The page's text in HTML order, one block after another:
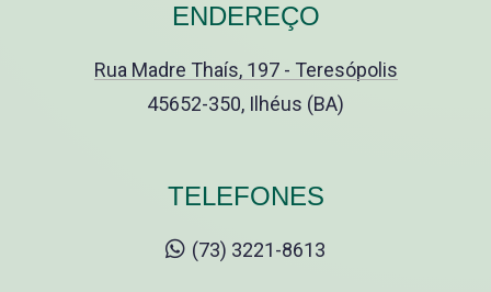
ENDEREÇO
Rua Madre Thaís, 197 - Teresópolis
45652-350, Ilhéus (BA)
TELEFONES
(73) 3221-8613